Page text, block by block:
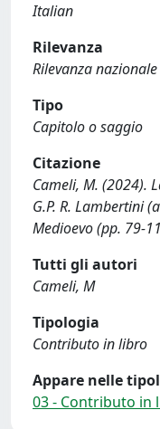
Italian
Rilevanza
Rilevanza nazionale
Tipo
Capitolo o saggio
Citazione
Cameli, M. (2024).
G.P. R. Lambertini
Medioevo (pp. 79-
Tutti gli autori
Cameli, M
Tipologia
Contributo in libro
Appare nelle
03 - Contributo in